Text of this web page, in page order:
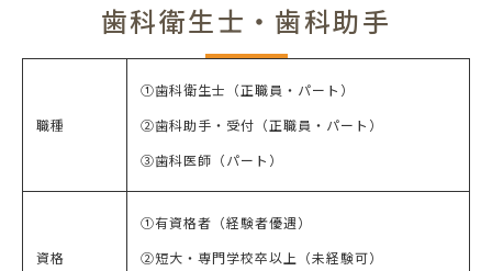
歯科衛生士・歯科助手
職種
①歯科衛生士（正職員・パート）
②歯科助手・受付（正職員・パート）
③歯科医師（パート）
資格
①有資格者（経験者優遇）
②短大・専門学校卒以上（未経験可）